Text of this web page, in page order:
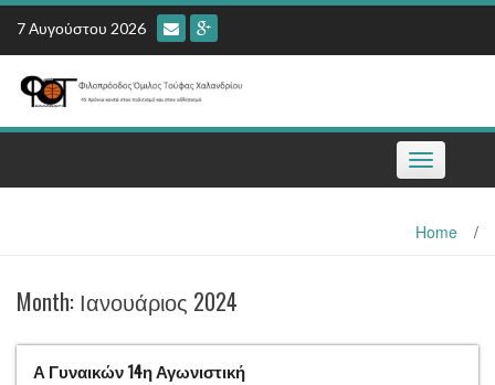
Skip
content
7 Αυγούστου 2026
Toggle
navigation
Home /
Month: Ιανουάριος 2024
Α Γυναικών 14η Αγωνιστική